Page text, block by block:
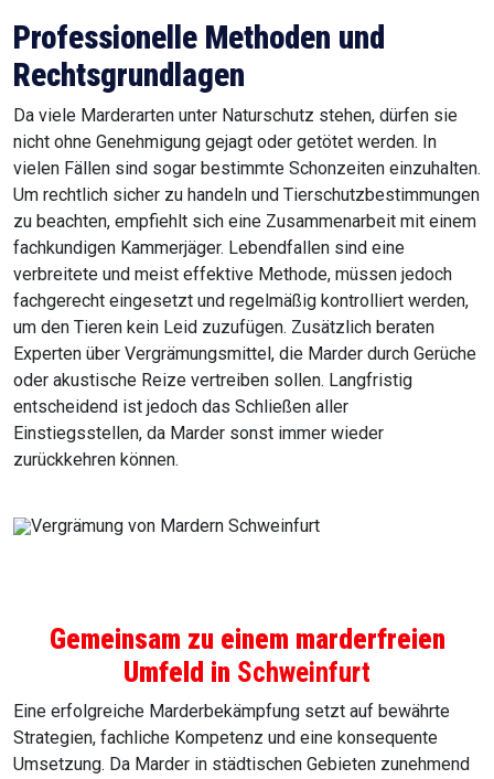
Professionelle Methoden und
Rechtsgrundlagen
Da viele Marderarten unter Naturschutz stehen, dürfen sie
nicht ohne Genehmigung gejagt oder getötet werden. In
vielen Fällen sind sogar bestimmte Schonzeiten einzuhalten.
Um rechtlich sicher zu handeln und Tierschutzbestimmungen
zu beachten, empfiehlt sich eine Zusammenarbeit mit einem
fachkundigen Kammerjäger. Lebendfallen sind eine
verbreitete und meist effektive Methode, müssen jedoch
fachgerecht eingesetzt und regelmäßig kontrolliert werden,
um den Tieren kein Leid zuzufügen. Zusätzlich beraten
Experten über Vergrämungsmittel, die Marder durch Gerüche
oder akustische Reize vertreiben sollen. Langfristig
entscheidend ist jedoch das Schließen aller
Einstiegsstellen, da Marder sonst immer wieder
zurückkehren können.
Gemeinsam zu einem marderfreien
Umfeld in Schweinfurt
Eine erfolgreiche Marderbekämpfung setzt auf bewährte
Strategien, fachliche Kompetenz und eine konsequente
Umsetzung. Da Marder in städtischen Gebieten zunehmend